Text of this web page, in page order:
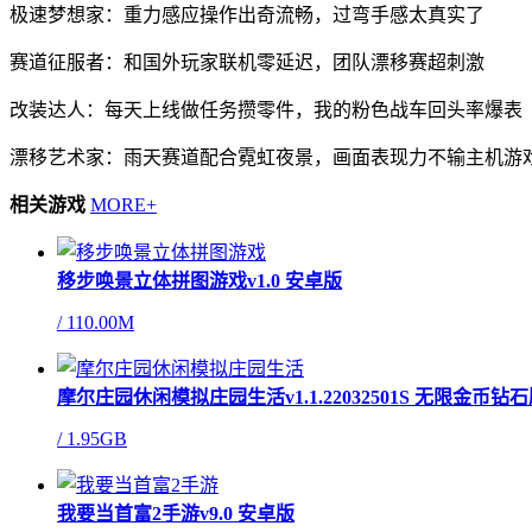
极速梦想家：重力感应操作出奇流畅，过弯手感太真实了
赛道征服者：和国外玩家联机零延迟，团队漂移赛超刺激
改装达人：每天上线做任务攒零件，我的粉色战车回头率爆表
漂移艺术家：雨天赛道配合霓虹夜景，画面表现力不输主机游
相关游戏 MORE+
移步唤景立体拼图游戏v1.0 安卓版
/110.00M
摩尔庄园休闲模拟庄园生活v1.1.22032501S 无限金币钻
/1.95GB
我要当首富2手游v9.0 安卓版